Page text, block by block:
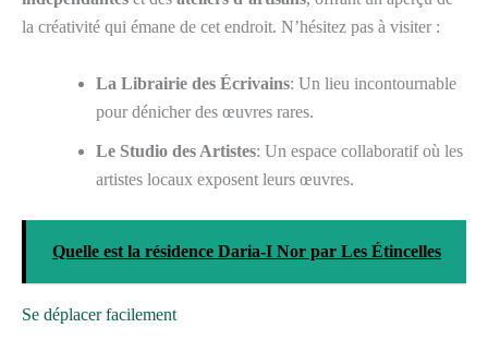
la créativité qui émane de cet endroit. N’hésitez pas à visiter :
La Librairie des Écrivains: Un lieu incontournable
pour dénicher des œuvres rares.
Le Studio des Artistes: Un espace collaboratif où les
artistes locaux exposent leurs œuvres.
Quelle est la résidence Daria-I Nor par Les Étincelles
Se déplacer facilement